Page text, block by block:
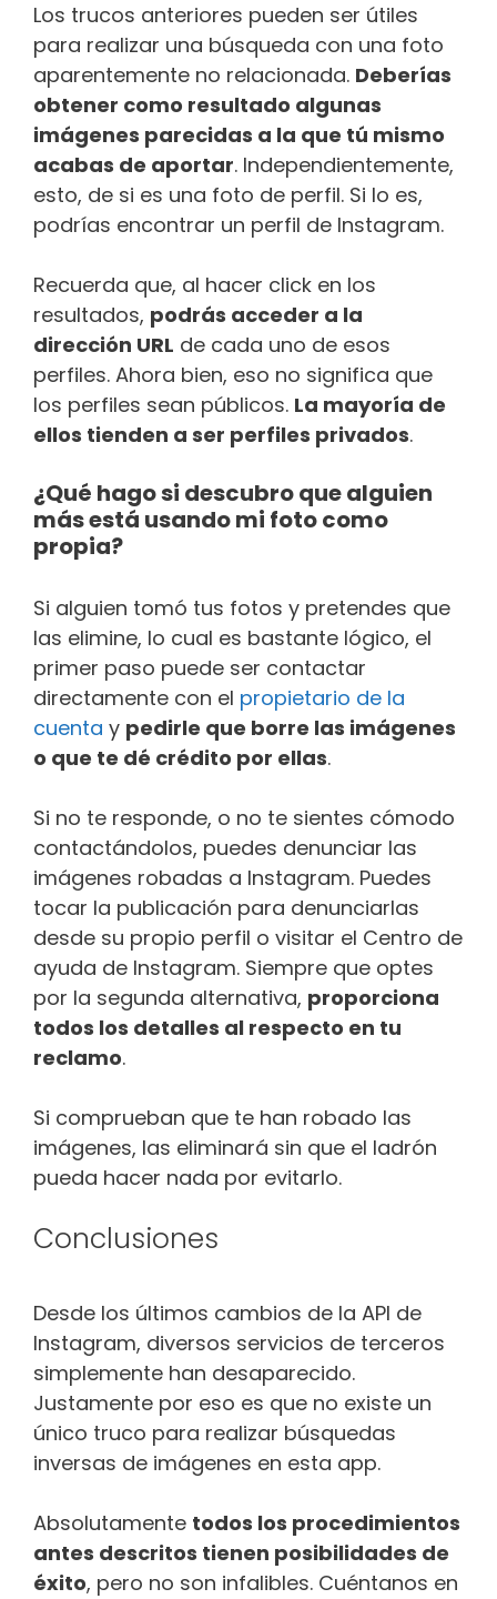
Los trucos anteriores pueden ser útiles
para realizar una búsqueda con una foto
aparentemente no relacionada. Deberías
obtener como resultado algunas
imágenes parecidas a la que tú mismo
acabas de aportar. Independientemente,
esto, de si es una foto de perfil. Si lo es,
podrías encontrar un perfil de Instagram.
Recuerda que, al hacer click en los
resultados, podrás acceder a la
dirección URL de cada uno de esos
perfiles. Ahora bien, eso no significa que
los perfiles sean públicos. La mayoría de
ellos tienden a ser perfiles privados.
¿Qué hago si descubro que alguien
más está usando mi foto como
propia?
Si alguien tomó tus fotos y pretendes que
las elimine, lo cual es bastante lógico, el
primer paso puede ser contactar
directamente con el propietario de la
cuenta y pedirle que borre las imágenes
o que te dé crédito por ellas.
Si no te responde, o no te sientes cómodo
contactándolos, puedes denunciar las
imágenes robadas a Instagram. Puedes
tocar la publicación para denunciarlas
desde su propio perfil o visitar el Centro de
ayuda de Instagram. Siempre que optes
por la segunda alternativa, proporciona
todos los detalles al respecto en tu
reclamo.
Si comprueban que te han robado las
imágenes, las eliminará sin que el ladrón
pueda hacer nada por evitarlo.
Conclusiones
Desde los últimos cambios de la API de
Instagram, diversos servicios de terceros
simplemente han desaparecido.
Justamente por eso es que no existe un
único truco para realizar búsquedas
inversas de imágenes en esta app.
Absolutamente todos los procedimientos
antes descritos tienen posibilidades de
éxito, pero no son infalibles. Cuéntanos en